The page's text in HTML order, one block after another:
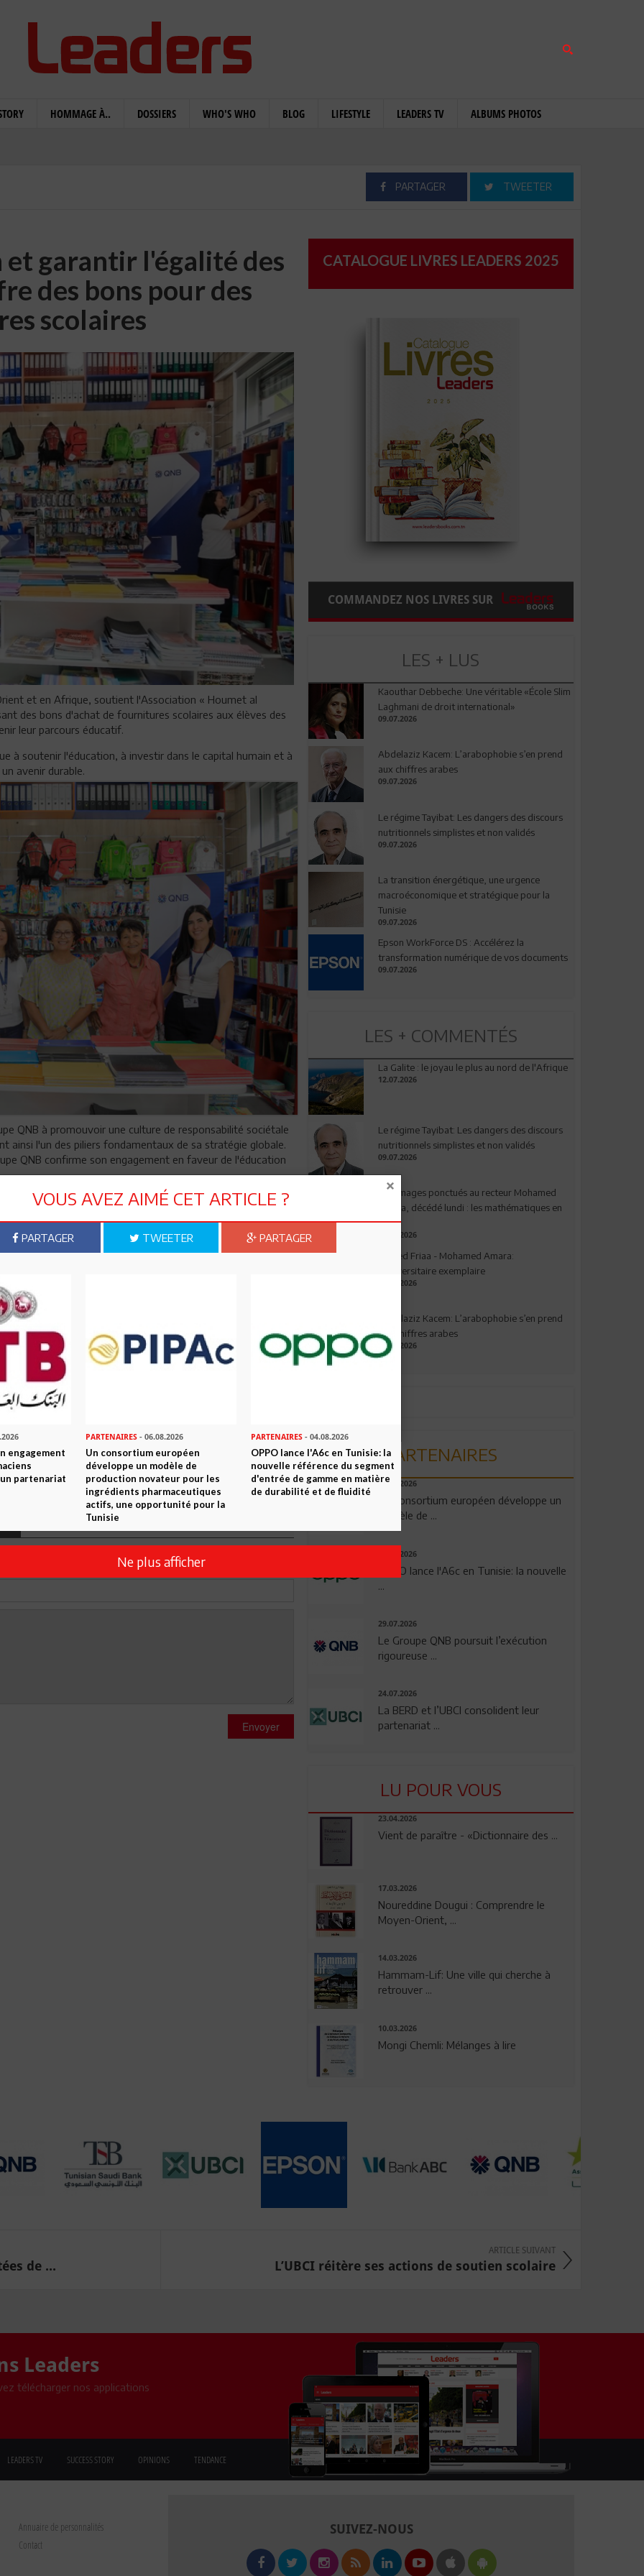
HOMMAGE À.. DOSSIERS WHO'S WHO BLOG LIFESTYLE LEADERS TV ALBUMS PHOTOS
PARTAGER TWEETER
garantir l'égalité des
des bons pour des
scolaires
et en Afrique, soutient l'Association « Houmet al
des bons d'achat de fournitures scolaires aux élèves des
leur parcours éducatif.
à soutenir l'éducation, à investir dans le capital humain et à
avenir durable.
QNB à promouvoir une culture de responsabilité sociétale
ainsi l'un des piliers fondamentaux de sa stratégie globale.
QNB confirme son engagement en faveur de l'éducation
29 agences, dont deux agences QNB First à Tunis et à
à Tunis et à Sousse et 2 bureaux de change aux
ami
PARTAGEZ-LE AVEC VOS AMIS !
CET ARTICLE
0Commentaires
Envoyer
CATALOGUE LIVRES LEADERS 2025
COMMANDEZ NOS LIVRES SUR
LES + LUS
Kaouthar Debbeche: Une véritable «École Slim
Laghmani de droit international»
09.07.2026
Abdelaziz Kacem: L’arabophobie s’en prend
aux chiffres arabes
09.07.2026
Le régime Tayibat: Les dangers des discours
nutritionnels simplistes et non validés
09.07.2026
La transition énergétique, une urgence
macroéconomique et stratégique pour la
Tunisie
09.07.2026
Epson WorkForce DS : Accélérez la
transformation numérique de vos documents
09.07.2026
LES + COMMENTÉS
La Galite : le joyau le plus au nord de l'Afrique
12.07.2026
Le régime Tayibat: Les dangers des discours
nutritionnels simplistes et non validés
09.07.2026
Hommages ponctués au recteur Mohamed
Amara, décédé lundi : les mathématiques en
deuil
03.08.2026
Ahmed Friaa - Mohamed Amara:
l’Universitaire exemplaire
04.08.2026
Abdelaziz Kacem: L’arabophobie s’en prend
aux chiffres arabes
09.07.2026
PARTENAIRES
06.08.2026
Un consortium européen développe un
modèle de ...
04.08.2026
OPPO lance l'A6c en Tunisie: la nouvelle
...
29.07.2026
Le Groupe QNB poursuit l’exécution
rigoureuse ...
24.07.2026
La BERD et l’UBCI consolident leur
partenariat ...
LU POUR VOUS
23.04.2026
Vient de paraître - «Dictionnaire des ...
17.03.2026
Noureddine Dougui : Comprendre le
Moyen-Orient, ...
14.03.2026
Hammam-Lif: Une ville qui cherche à
retrouver ...
10.03.2026
Mongi Chemli: Mélanges à lire
de ...
ARTICLE SUIVANT
L’UBCI réitère ses actions de soutien scolaire
Leaders
télécharger nos applications
LEADERS TV SUCCESS STORY OPINIONS TENDANCE
Annuaire de personnalités
Contact
SUIVEZ-NOUS
VOUS AVEZ AIMÉ CET ARTICLE ?
PARTAGER TWEETER PARTAGER
engagement
un partenariat
PARTENAIRES - 06.08.2026
Un consortium européen
développe un modèle de
production novateur pour les
ingrédients pharmaceutiques
actifs, une opportunité pour la
Tunisie
PARTENAIRES- 04.08.2026
OPPO lance l'A6c en Tunisie: la
nouvelle référence du segment
d'entrée de gamme en matière
de durabilité et de fluidité
Ne plus afficher